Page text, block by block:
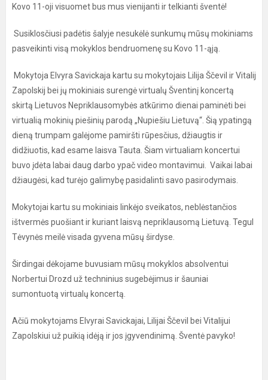
Kovo 11-oji visuomet bus mus vienijanti ir telkianti šventė!
Susiklosčiusi padėtis šalyje nesukėlė sunkumų mūsų mokiniams
pasveikinti visą mokyklos bendruomenę su Kovo 11-ąją.
Mokytoja Elvyra Savickaja kartu su mokytojais Lilija Ščevil ir Vitalij
Zapolskij bei jų mokiniais surengė virtualų Šventinį koncertą
skirtą Lietuvos Nepriklausomybės atkūrimo dienai paminėti bei
virtualią mokinių piešinių parodą „Nupiešiu Lietuvą“. Šią ypatingą
dieną trumpam galėjome pamiršti rūpesčius, džiaugtis ir
didžiuotis, kad esame laisva Tauta. Šiam virtualiam koncertui
buvo įdėta labai daug darbo ypač video montavimui. Vaikai labai
džiaugėsi, kad turėjo galimybę pasidalinti savo pasirodymais.
Mokytojai kartu su mokiniais linkėjo sveikatos, neblėstančios
ištvermės puošiant ir kuriant laisvą nepriklausomą Lietuvą. Tegul
Tėvynės meilė visada gyvena mūsų širdyse.
Širdingai dėkojame buvusiam mūsų mokyklos absolventui
Norbertui Drozd už techninius sugebėjimus ir šauniai
sumontuotą virtualų koncertą.
Ačiū mokytojams Elvyrai Savickajai, Lilijai Ščevil bei Vitalijui
Zapolskiui už puikią idėją ir jos įgyvendinimą. Šventė pavyko!